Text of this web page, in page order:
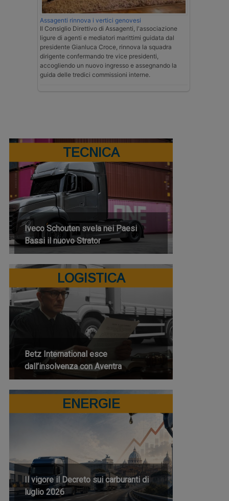
Assagenti rinnova i vertici genovesi
Il Consiglio Direttivo di Assagenti, l'associazione
ligure di agenti e mediatori marittimi guidata dal
presidente Gianluca Croce, rinnova la squadra
dirigente confermando tre vice presidenti,
accogliendo un nuovo ingresso e assegnando la
guida delle tredici commissioni interne.
TECNICA
Iveco Schouten svela nei Paesi
Bassi il nuovo Strator
LOGISTICA
Betz International esce
dall’insolvenza con Aventra
ENERGIE
Il vigore il Decreto sui carburanti di
luglio 2026